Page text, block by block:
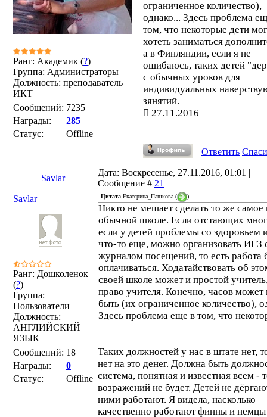
Ранг: Академик (?)
Группа: Администраторы
Должность: преподаватель
ИКТ
Сообщений: 7235
Награды:
285
Статус:
Offline
ограниченное количество),
однако... Здесь проблема
том, что некоторые дети
хотеть заниматься
а в Финляндии, если я не
ошибаюсь, таких детей
с обычных уроков для
индивидуальных
зянятий.
27.11.2016
Ответить
Savlar
Дата: Воскресенье, 27.11.2016, 01:01 |
Сообщение # 21
Savlar
Ранг: Дошколенок
(?)
Группа:
Пользователи
Должность:
АНГЛИЙСКИЙ
ЯЗЫК
Сообщений: 18
Награды:
0
Статус:
Offline
Цитата Екатерина_Пашкова ( )
Никто не мешает сделать то же самое
обычной школе. Если отстающих
если у детей проблемы со здоровьем
что-то еще, можно организовать ИГЗ
журналом посещений, то есть работа
оплачиваться. Ходатайствовать об
своей школе может и простой
право учителя. Конечно, часов может
быть (их ограниченное количество),
Здесь проблема еще в том, что
ошибаюсь, таких детей "дергают" с
уроков для индивидуальных
зянятий.
Таких должностей у нас в штате нет,
нет на это денег. Должна быть
система, понятная и известная всем -
возражений не будет. Детей не
ними работают. Я видела, насколько
качественно работают финны и немцы